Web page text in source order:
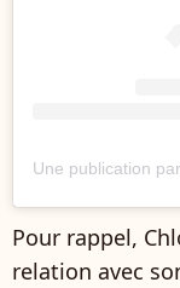
Pour rappel,
relation avec